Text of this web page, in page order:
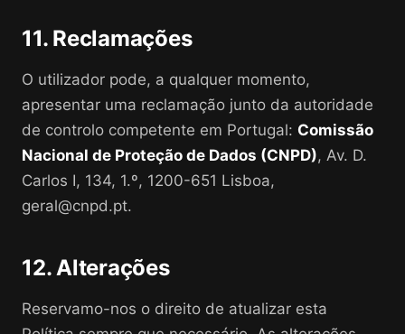
11. Reclamações
O utilizador pode, a qualquer momento,
apresentar uma reclamação junto da autoridade
de controlo competente em Portugal: Comissão
Nacional de Proteção de Dados (CNPD), Av. D.
Carlos I, 134, 1.º, 1200-651 Lisboa,
geral@cnpd.pt.
12. Alterações
Reservamo-nos o direito de atualizar esta